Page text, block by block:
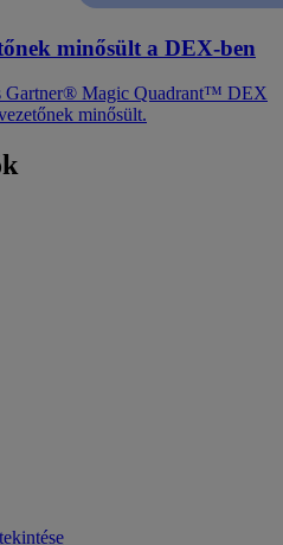
minősült a DEX-ben
Gartner® Magic Quadrant™ DEX
minősült.